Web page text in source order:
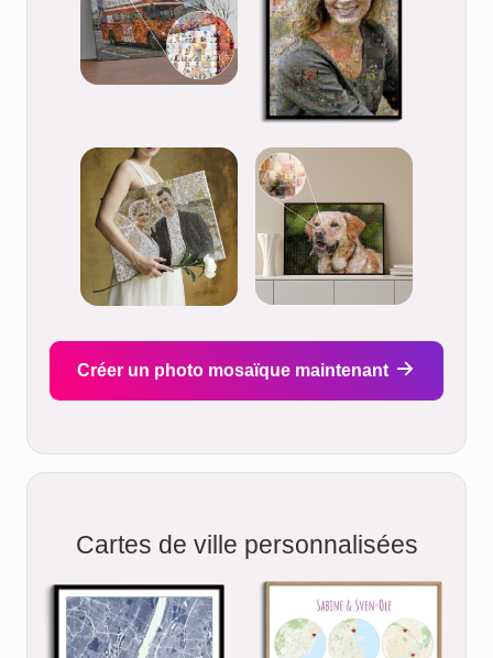
Créer un photo mosaïque maintenant
Cartes de ville personnalisées